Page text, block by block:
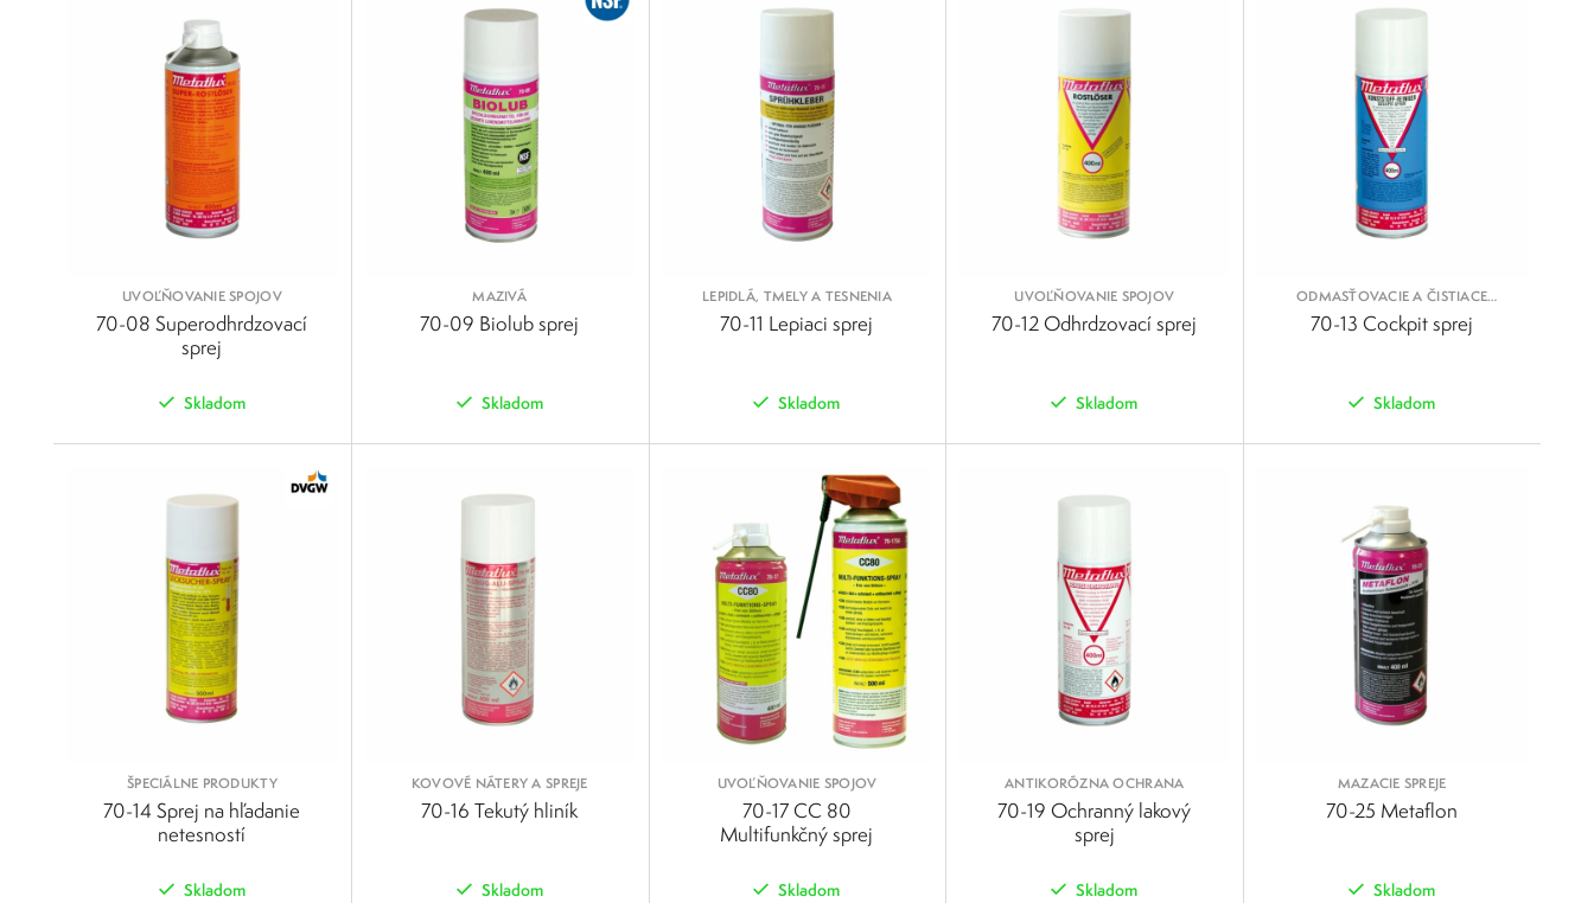
UVOĽŇOVANIE SPOJOV
70-08 Superodhrdzovací
sprej
Skladom
MAZIVÁ
70-09 Biolub sprej
Skladom
LEPIDLÁ, TMELY A TESNENIA
70-11 Lepiaci sprej
Skladom
UVOĽŇOVANIE SPOJOV
70-12 Odhrdzovací sprej
Skladom
ODMASŤOVACIE A ČISTIACE
SPREJE
70-13 Cockpit sprej
Skladom
ŠPECIÁLNE PRODUKTY
70-14 Sprej na hľadanie
netesností
Skladom
KOVOVÉ NÁTERY A SPREJE
70-16 Tekutý hliník
Skladom
UVOĽŇOVANIE SPOJOV
70-17 CC 80
Multifunkčný sprej
Skladom
ANTIKORÓZNA OCHRANA
70-19 Ochranný lakový
sprej
Skladom
MAZACIE SPREJE
70-25 Metaflon
Skladom